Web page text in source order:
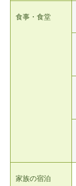
食事・食堂
家族の宿泊